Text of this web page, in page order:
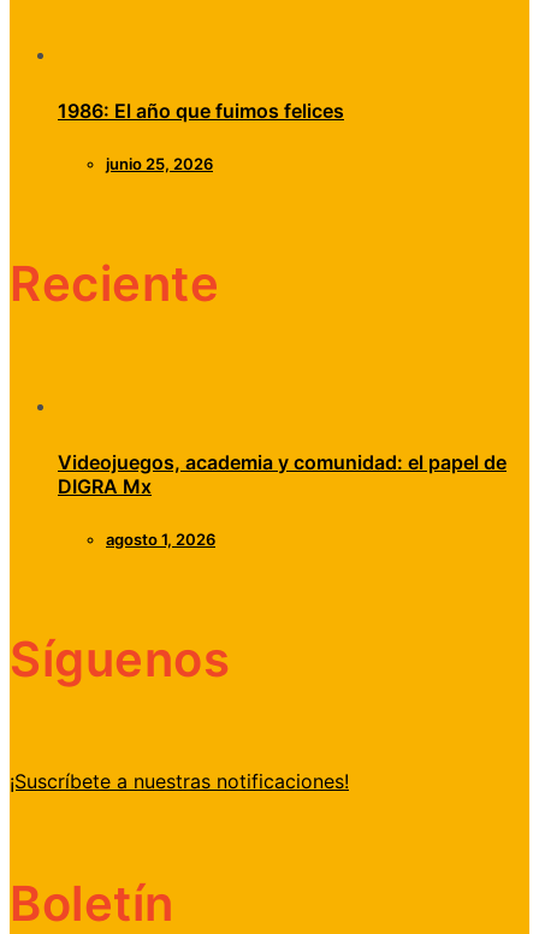
1986: El año que fuimos felices
junio 25, 2026
Reciente
Videojuegos, academia y comunidad: el papel de
DIGRA Mx
agosto 1, 2026
Síguenos
¡Suscríbete a nuestras notificaciones!
Boletín